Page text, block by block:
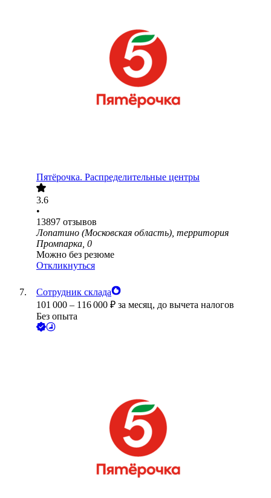
Пятёрочка. Распределительные центры
3.6
•
13897 отзывов
Лопатино (Московская область), территория
Промпарка, 0
Можно без резюме
Откликнуться
Сотрудник склада
101 000 – 116 000 ₽ за месяц, до вычета налогов
Без опыта